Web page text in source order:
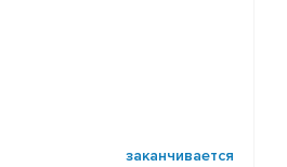
заканчивается